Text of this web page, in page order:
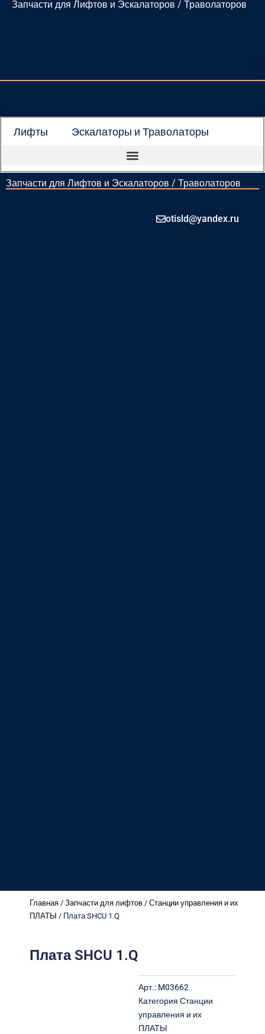
Перейти
Запчасти для Лифтов и Эскалаторов / Траволаторов
Лифты Эскалаторы и Траволаторы
Запчасти для Лифтов и Эскалаторов / Траволаторов
otisld@yandex.ru
Главная / Запчасти для лифтов / Станции управления и их
ПЛАТЫ / Плата SHCU 1.Q
Плата SHCU 1.Q
Арт.: M03662
Категория Станции
управления и их
ПЛАТЫ